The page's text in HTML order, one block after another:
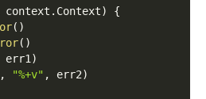
context . Context)
{
( )
( )
err1 )
, "%+v" , err2)